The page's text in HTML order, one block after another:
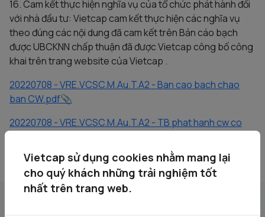
16. Cam kết thực hiện nghĩa vụ của tổ chức phát hành đối
với nhà đầu tư: Vietcap cam kết thực hiện các nghĩa vụ
theo đúng các nội dung đã cam kết trên Bản cáo bạch
được UBCKNN chấp thuận đã được Vietcap công bố công
khai trên trang website của Vietcap .
20220708 - VRE.VCSC.M.Au.T.A2 - Ban cao bach chao
ban CW.pdf
20220708 - VRE.VCSC.M.Au.T.A2 - TB phat hanh cw co
Vietcap sử dụng cookies nhằm mang lại
cho quý khách những trải nghiệm tốt
nhất trên trang web.